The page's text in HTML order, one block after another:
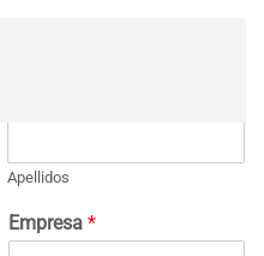
Apellidos
Empresa *